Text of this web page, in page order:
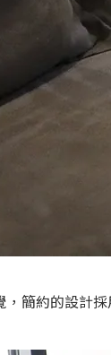
簡約的設計